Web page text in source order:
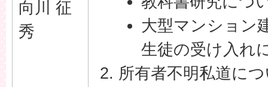
向川 征
秀
大型マンション
生徒の受け入れ
所有者不明私道に